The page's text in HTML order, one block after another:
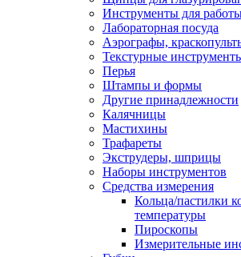
Инструменты для
Лабораторная посуда
Аэрографы,
Текстурные
Перья
Штампы и формы
Другие принадлежности
Калячницы
Мастихины
Трафареты
Экструдеры, шприцы
Наборы инструментов
Средства измерения
Кольца/пастилки
температуры
Пироскопы
Измерительные